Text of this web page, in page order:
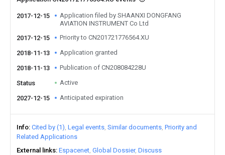
2017-12-15
Application filed by SHAANXI DONGFANG
AVIATION INSTRUMENT Co Ltd
2017-12-15
Priority to CN201721776564.XU
2018-11-13 Application granted
2018-11-13 Publication of CN208084228U
Status Active
2027-12-15 Anticipated expiration
Info Cited by (1) Legal events Similar documents Priority and
Related Applications
External links Espacenet Global Dossier Discuss